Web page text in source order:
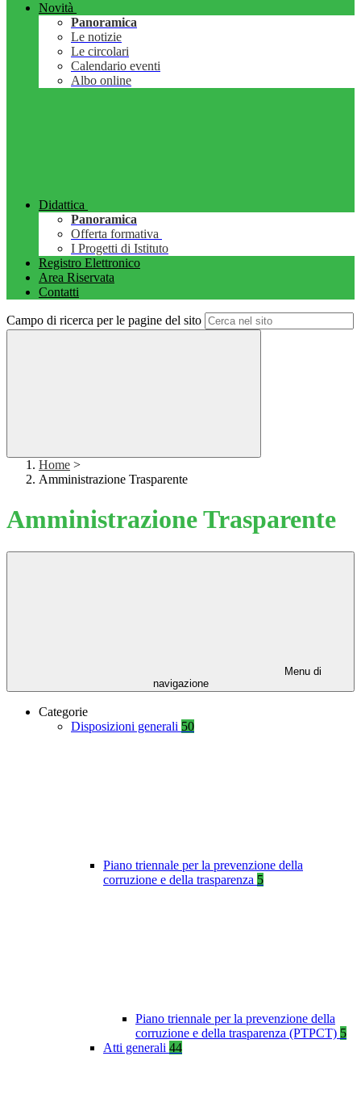
Novità
Panoramica
Le notizie
Le circolari
Calendario eventi
Albo online
Didattica
Panoramica
Offerta formativa
I Progetti di Istituto
Registro Elettronico
Area Riservata
Contatti
Campo di ricerca per le pagine del sito
Home >
Amministrazione Trasparente
Amministrazione Trasparente
Menu di
navigazione
Categorie
Disposizioni generali 50
Piano triennale per la prevenzione della
corruzione e della trasparenza 5
Piano triennale per la prevenzione della
corruzione e della trasparenza (PTPCT) 5
Atti generali 44